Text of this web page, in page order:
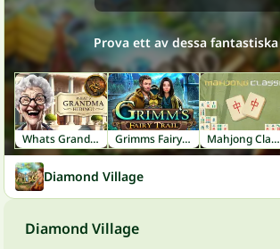
Prova ett av dessa
Whats Grandma Hiding Grimms Fairy Tale Mahjong Classic
Diamond Village
Diamond Village